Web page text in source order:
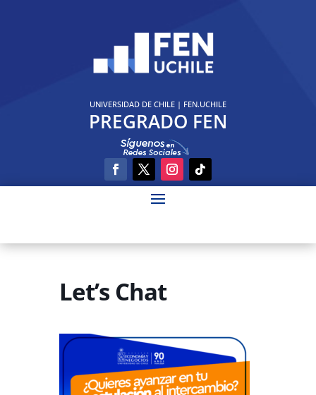
UNIVERSIDAD DE CHILE| FEN.UCHILE
PREGRADO FEN
Let’s Chat